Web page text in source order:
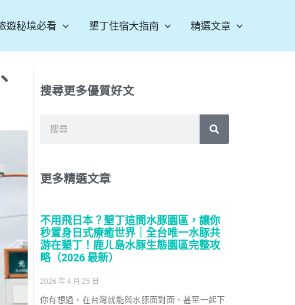
遊秘境必看 墾丁住宿大指南 精選文章
搜尋更多優質好文
更多精選文章
不用飛日本？墾丁這間水豚園區，讓你
秒置身日式療癒世界｜全台唯一水豚共
游在墾丁！鹿ㄦ島水豚生態園區完整攻
略（2026 最新）
2026 年 4 月 25 日
你有想過，在台灣就能與水豚面對面、甚至一起下